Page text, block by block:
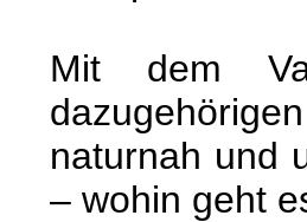
Mit dem
naturnah und
– wohin geht